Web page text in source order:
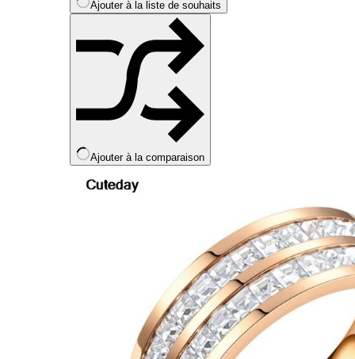
page
du
produit
Ajouter à la liste de souhaits
Ajouter à la comparaison